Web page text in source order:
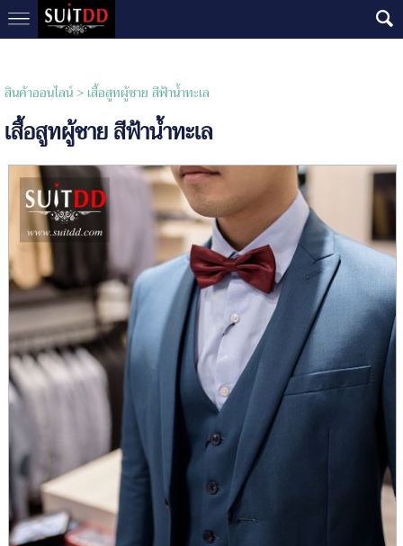
สินค้าออนไลน์> เสื้อสูทผู้ชาย สีฟ้าน้ำทะเล
เสื้อสูทผู้ชาย สีฟ้าน้ำทะเล